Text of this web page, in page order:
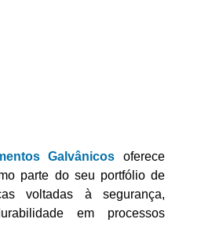
Galvânicos oferece
parte do seu portfólio de
voltadas à segurança,
em processos